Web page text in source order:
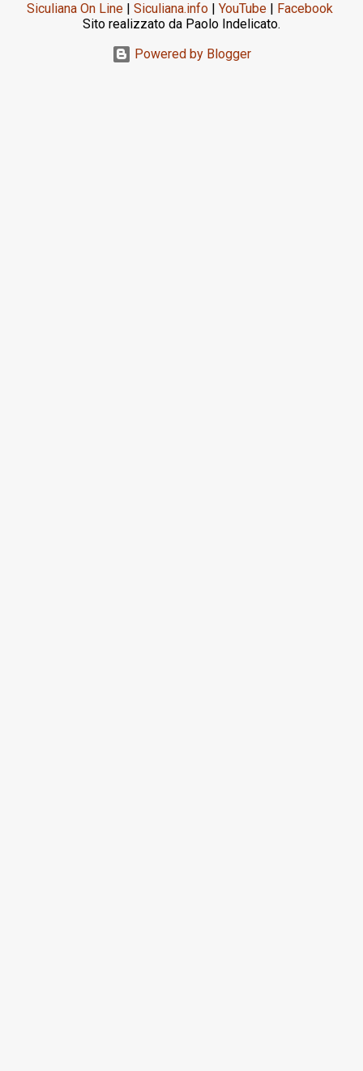
Siculiana On Line | Siculiana.info | YouTube | Facebook
Sito realizzato da Paolo Indelicato.
Powered by Blogger